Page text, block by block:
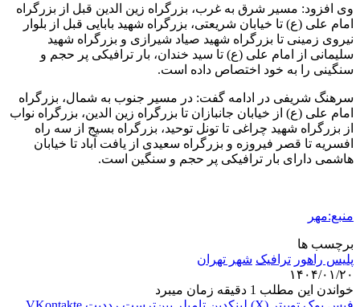
وی افزود: مسیر شرق به غرب، بزرگراه زین الدین قبل از بزرگراه
امام علی (ع) تا خیابان شریعتی، بزرگراه شهید بابایی قبل از بلوار
نیروی زمینی تا بزرگراه شهید صیاد شیرازی و بزرگراه شهید
سلیمانی از امام علی (ع) تا سید خندان، بار ترافیکی پر حجم و
سنگینی را به خود اختصاص داده است.
سرهنگ شریفی در ادامه گفت: در مسیر جنوب به شمال، بزرگراه
امام علی (ع) از خیابان جانبازان تا بزرگراه زین الدین، بزرگراه نواب
از بزرگراه شهید چراغی تا تونل توحید، بزرگراه بسیج از سه راه
افسریه تا قصر فیروزه و بزرگراه سعیدی از یافت آباد تا خیابان
هاشمی دارای بار ترافیکی پر حجم و سنگین است.
منبع:مهر
برچسب ها
پلیس راهور ترافیک شهر تهران
۱۴۰۴/۰۱/۲۰
خواندن این مطلب 1 دقیقه زمان میبرد